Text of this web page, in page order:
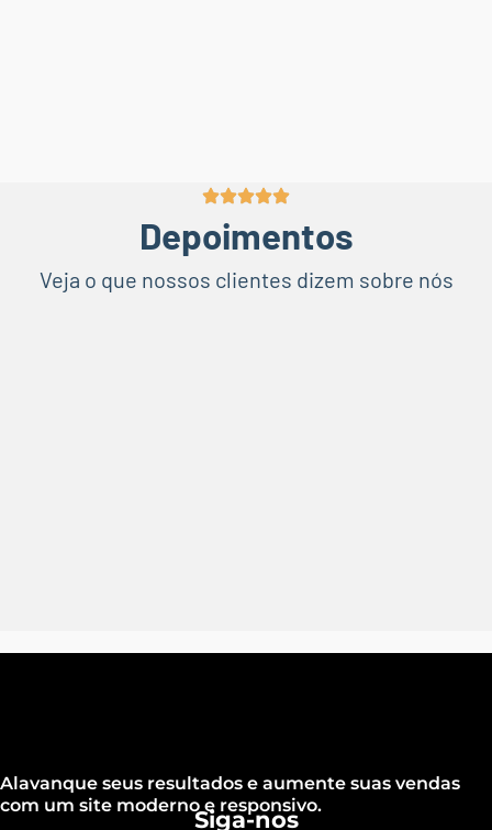
Depoimentos
Veja o que nossos clientes dizem sobre nós
Alavanque seus resultados e aumente suas vendas
com um site moderno e responsivo.
Siga-nos